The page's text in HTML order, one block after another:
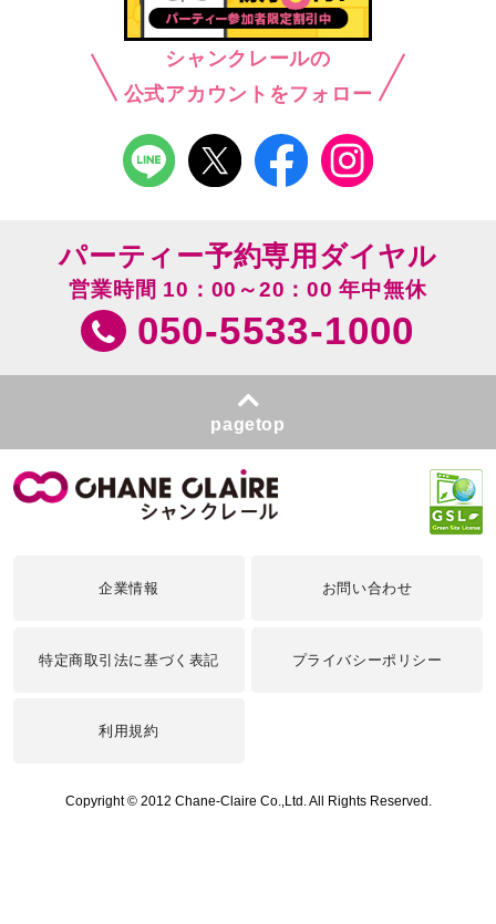
シャンクレールの
公式アカウントをフォロー
パーティー予約専用ダイヤル
営業時間 10：00～20：00 年中無休
050-5533-1000
pagetop
企業情報 お問い合わせ
特定商取引法に基づく表記 プライバシーポリシー
利用規約
Copyright © 2012 Chane-Claire Co.,Ltd. All Rights Reserved.